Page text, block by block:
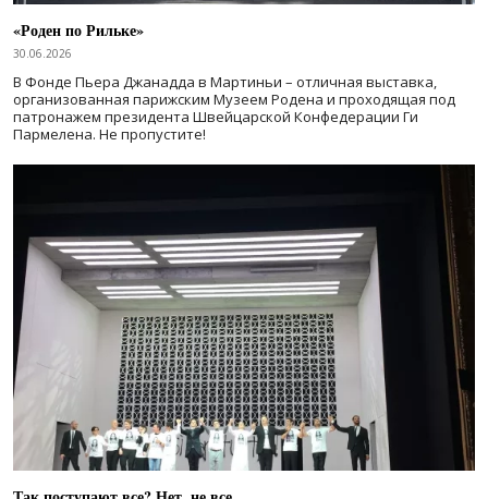
«Роден по Рильке»
30.06.2026
В Фонде Пьера Джанадда в Мартиньи – отличная выставка,
организованная парижским Музеем Родена и проходящая под
патронажем президента Швейцарской Конфедерации Ги
Пармелена. Не пропустите!